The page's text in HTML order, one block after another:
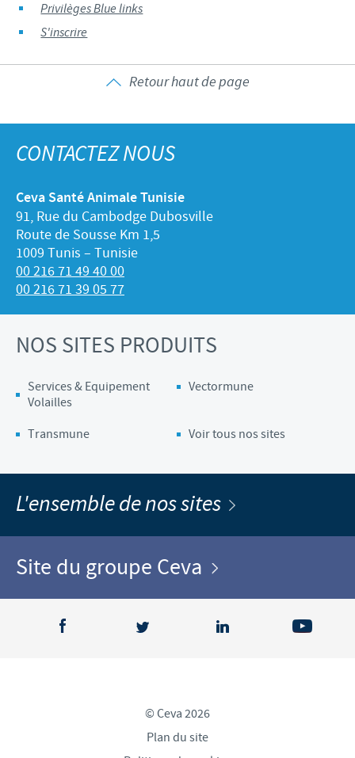
Privilèges Blue links
S'inscrire
Retour haut de page
CONTACTEZ NOUS
Ceva Santé Animale Tunisie
91, Rue du Cambodge Dubosville
Route de Sousse Km 1,5
1009 Tunis – Tunisie
00 216 71 49 40 00
00 216 71 39 05 77
NOS SITES PRODUITS
Services & Equipement
Volailles
Vectormune
Transmune Voir tous nos sites
L'ensemble de nos sites
Site du groupe Ceva
© Ceva 2026
Plan du site